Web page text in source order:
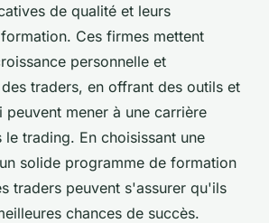
de qualité et leurs
Ces firmes mettent
personnelle et
traders, en offrant des outils et
peuvent mener à une carrière
le trading. En choisissant une
solide programme de formation
traders peuvent s'assurer qu'ils
chances de succès.